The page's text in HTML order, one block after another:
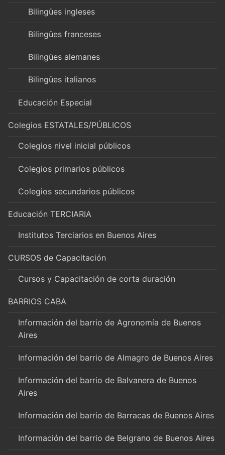
Bilingües ingleses
Bilingües franceses
Bilingües alemanes
Bilingües italianos
Educación Especial
Colegios ESTATALES/PÚBLICOS
Colegios nivel inicial públicos
Colegios primarios públicos
Colegios secundarios públicos
Educación TERCIARIA
Institutos Terciarios en Buenos Aires
CURSOS de Capacitación
Cursos y Capacitación de corta duración
BARRIOS CABA
Información del barrio de Agronomía de Buenos
Aires
Información del barrio de Almagro de Buenos Aires
Información del barrio de Balvanera de Buenos
Aires
Información del barrio de Barracas de Buenos Aires
Información del barrio de Belgrano de Buenos Aires